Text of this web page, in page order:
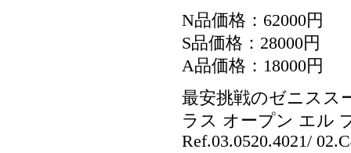
N品価格：62000円
S品価格：28000円
A品価格：18000円
最安挑戦のゼニスス
ラス オープン エル
Ref.03.0520.4021/